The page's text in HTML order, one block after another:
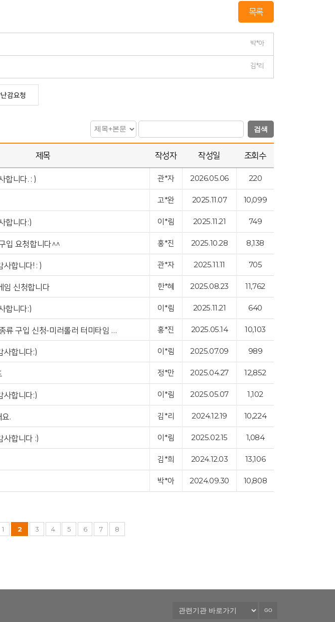
목록
박*아
김*리
감요청
검색
제목 작성자 작성일 조회수
합니다. : ) 관*자 2026.05.06 220
고*완 2025.11.07 10,099
합니다:) 이*림 2025.11.21 749
입 요청합니다^^ 홍*진 2025.10.28 8,138
사합니다! : ) 관*자 2025.11.11 705
임 신청합니다 한*혜 2025.08.23 11,762
합니다:) 이*림 2025.11.21 640
6-9개월 장남감 3종류 구입 신청-미러롤러 터미타임 장난감, 배밀이 쿠션미타임… 홍*진 2025.05.14 10,103
사합니다:) 이*림 2025.07.09 989
정*만 2025.04.27 12,852
사합니다:) 이*림 2025.05.07 1,102
. 김*리 2024.12.19 10,224
사합니다 :) 이*림 2025.02.15 1,084
김*희 2024.12.03 13,106
박*아 2024.09.30 10,808
1 2 3 4 5 6 7 8
GO